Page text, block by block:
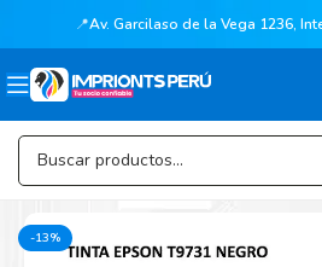
📍Av. Garcilaso de la Vega 1236,
-13%